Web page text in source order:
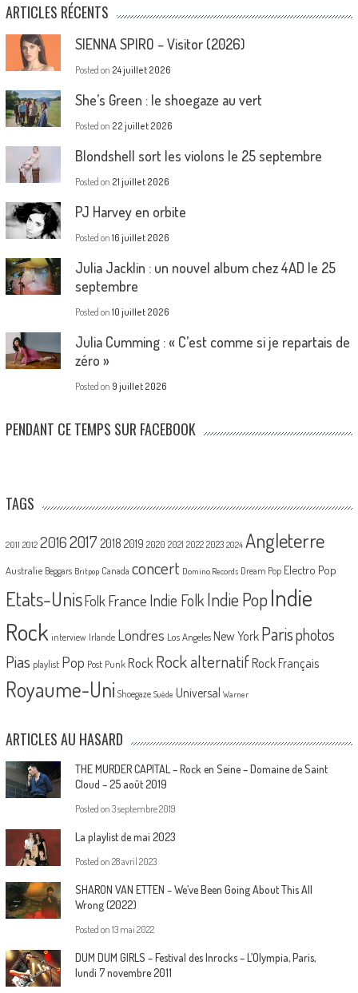
ARTICLES RÉCENTS
SIENNA SPIRO – Visitor (2026)
Posted on 24 juillet 2026
She’s Green : le shoegaze au vert
Posted on 22 juillet 2026
Blondshell sort les violons le 25 septembre
Posted on 21 juillet 2026
PJ Harvey en orbite
Posted on 16 juillet 2026
Julia Jacklin : un nouvel album chez 4AD le 25
septembre
Posted on 10 juillet 2026
Julia Cumming : « C’est comme si je repartais de
zéro »
Posted on 9 juillet 2026
PENDANT CE TEMPS SUR FACEBOOK
TAGS
2011 2012 20162017 2018 2019 2020 2021 2022 2023 2024 Angleterre
Australie Beggars Britpop Canada concert Domino Records Dream Pop Electro Pop
Etats-UnisFolk France Indie Folk Indie PopIndie
Rock interview Irlande Londres Los Angeles New York Parisphotos
Pias playlist Pop Post Punk Rock Rock alternatif Rock Français
Royaume-Uni Shoegaze Suède Universal Warner
ARTICLES AU HASARD
THE MURDER CAPITAL – Rock en Seine – Domaine de Saint
Cloud – 25 août 2019
Posted on 3 septembre 2019
La playlist de mai 2023
Posted on 28 avril 2023
SHARON VAN ETTEN – We’ve Been Going About This All
Wrong (2022)
Posted on 13 mai 2022
DUM DUM GIRLS – Festival des Inrocks – L’Olympia, Paris,
lundi 7 novembre 2011